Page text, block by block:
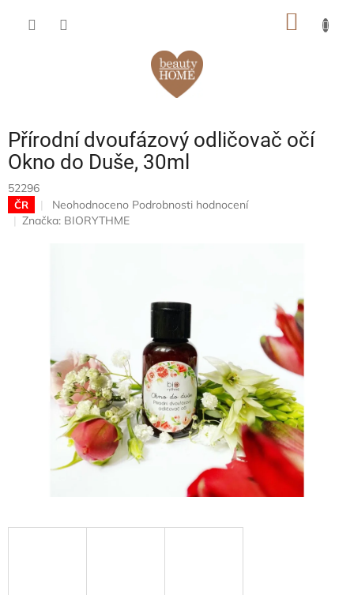
Přírodní dvoufázový odličovač očí
Okno do Duše, 30ml
52296
ČR
Průměrné
hodnocení
Neohodnoceno Podrobnosti hodnocení
Značka: BIORYTHME